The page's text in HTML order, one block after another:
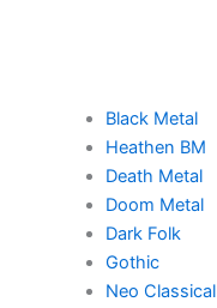
Black Metal
Heathen BM
Death Metal
Doom Metal
Dark Folk
Gothic
Neo Classical